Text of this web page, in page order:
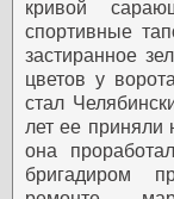
кривой
спортивные
застиранное
цветов у
стал
лет ее
она
бригадиром